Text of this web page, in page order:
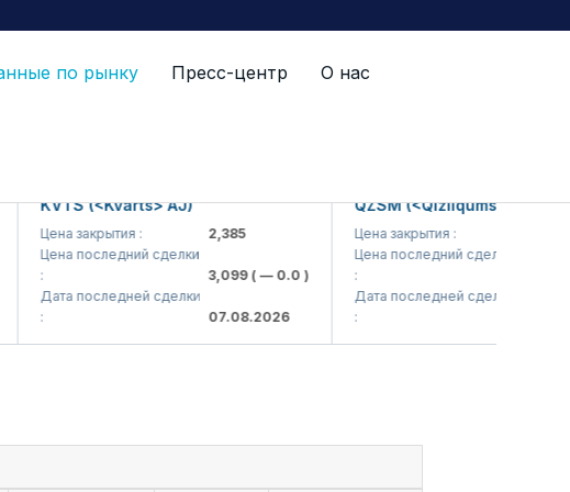
по рынку Пресс-центр О нас
KVTS (<Kvarts> AJ)
Цена закрытия :
2,385
Цена последний сделки
3,099( — 0.0 )
Дата последней сделки
07.08.2026
QZSM (<Qizilqumsement> AJ)
Цена закрытия :
Цена последний сделки
Дата последней сделки